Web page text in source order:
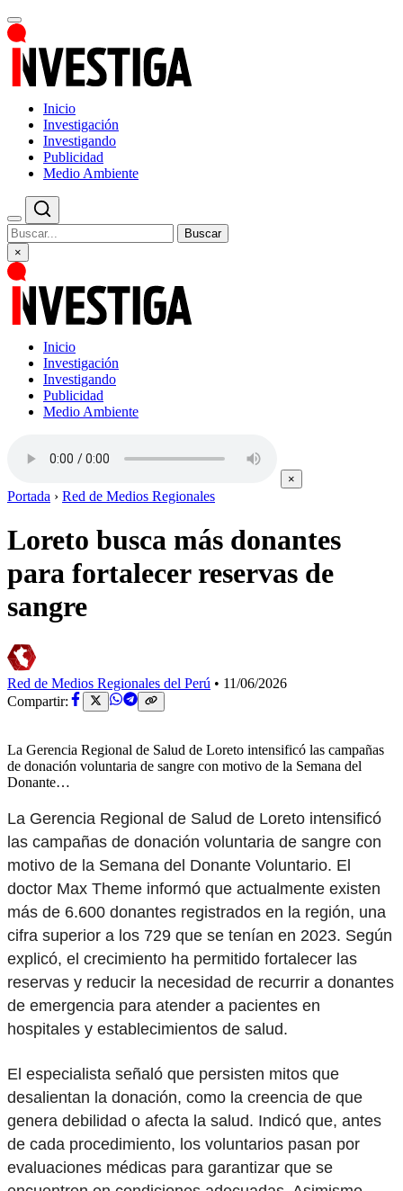
Inicio
Investigación
Investigando
Publicidad
Medio Ambiente
Buscar
×
Inicio
Investigación
Investigando
Publicidad
Medio Ambiente
×
Portada › Red de Medios Regionales
Loreto busca más donantes
para fortalecer reservas de
sangre
Red de Medios Regionales del Perú • 11/06/2026
Compartir:
La Gerencia Regional de Salud de Loreto intensificó las campañas
de donación voluntaria de sangre con motivo de la Semana del
Donante…
La Gerencia Regional de Salud de Loreto intensificó
las campañas de donación voluntaria de sangre con
motivo de la Semana del Donante Voluntario. El
doctor Max Theme informó que actualmente existen
más de 6.600 donantes registrados en la región, una
cifra superior a los 729 que se tenían en 2023. Según
explicó, el crecimiento ha permitido fortalecer las
reservas y reducir la necesidad de recurrir a donantes
de emergencia para atender a pacientes en
hospitales y establecimientos de salud.
El especialista señaló que persisten mitos que
desalientan la donación, como la creencia de que
genera debilidad o afecta la salud. Indicó que, antes
de cada procedimiento, los voluntarios pasan por
evaluaciones médicas para garantizar que se